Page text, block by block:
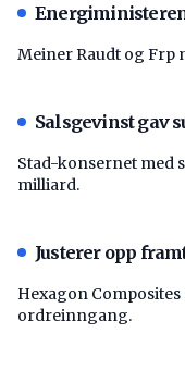
Meiner Raudt og Frp
Salsgevinst gav
Stad-konsernet med
milliard.
Justerer opp
Hexagon
ordreinngang.